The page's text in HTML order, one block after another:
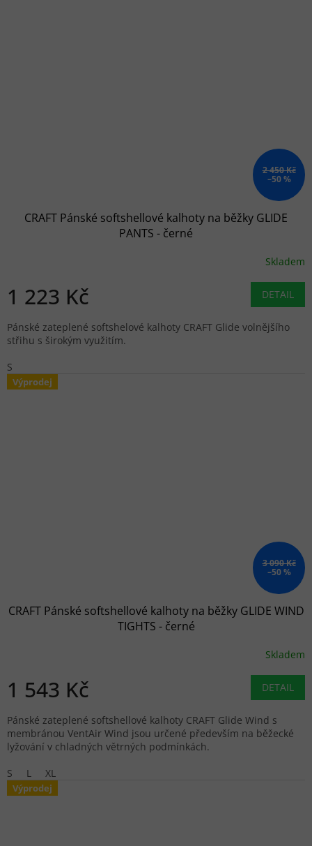
2 450 Kč
–50 %
CRAFT Pánské softshellové kalhoty na běžky GLIDE
PANTS - černé
Skladem
1 223 Kč DETAIL
Pánské zateplené softshelové kalhoty CRAFT Glide volnějšího
střihu s širokým využitím.
S
Výprodej
3 090 Kč
–50 %
CRAFT Pánské softshellové kalhoty na běžky GLIDE WIND
TIGHTS - černé
Skladem
1 543 Kč DETAIL
Pánské zateplené softshellové kalhoty CRAFT Glide Wind s
membránou VentAir Wind jsou určené především na běžecké
lyžování v chladných větrných podmínkách.
S
L XL
Výprodej